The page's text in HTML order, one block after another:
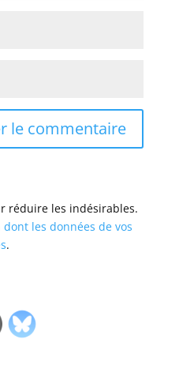
réduire les indésirables.
les données de vos
.